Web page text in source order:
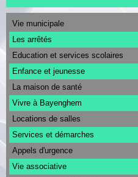
Accueil
Menu scolaire
Actualités
Transports
Urbanisme
CAPSO
Agenda
Vie municipale
Les arrêtés
Education et services scolaires
Enfance et jeunesse
La maison de santé
Vivre à Bayenghem
Locations de salles
Services et démarches
Appels d'urgence
Vie associative